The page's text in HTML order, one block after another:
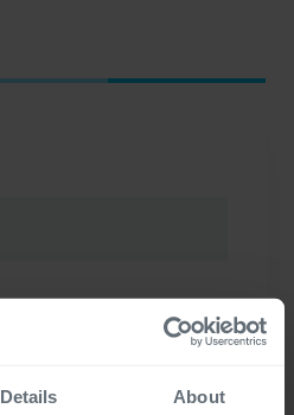
Details About